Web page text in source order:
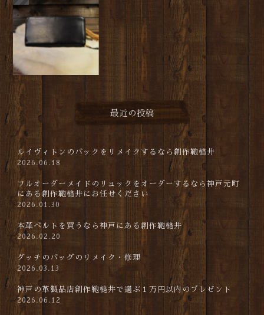
最近の投稿
ルイヴィトンのバックをリメイクするなら創作鞄槌井
2026.06.18
フルオーダーメイドのリュックをオーダーするなら神戸元町
にある創作鞄槌井にお任せください
2026.01.30
本革ベルトを買うなら神戸にある創作鞄槌井
2026.02.20
グッチのバッグのリメイク・修理
2026.03.13
神戸の革製品店創作鞄槌井で選ぶ１万円以内のプレゼント
2026.06.12